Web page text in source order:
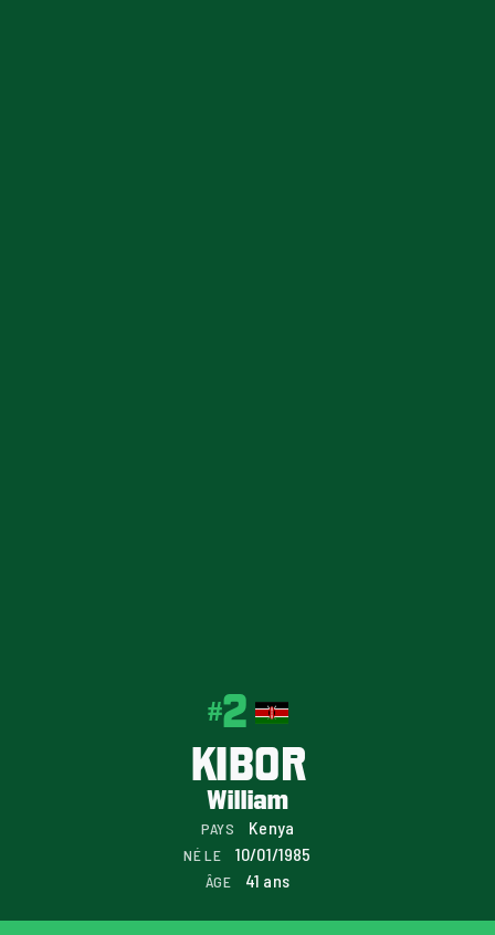
#2
KIBOR
William
PAYS Kenya
NÉ LE 10/01/1985
ÂGE 41 ans